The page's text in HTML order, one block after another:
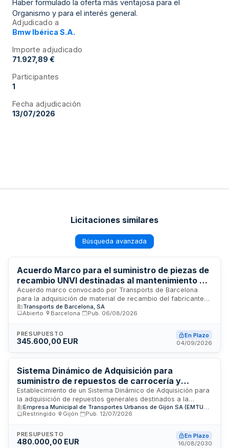
Haber formulado la oferta más ventajosa para el
Organismo y para el interés general.
Adjudicado a
Bmw Ibérica S.A.
Importe adjudicado
71.927,89 €
Participantes
1
Fecha adjudicación
13/07/2026
Licitaciones similares
Búsqueda avanzada
Acuerdo Marco para el suministro de piezas de
recambio UNVI destinadas al mantenimiento de
la flota de autobuses de Transports de
Barcelona
Acuerdo marco convocado por Transports de Barcelona
para la adquisición de material de recambio del fabricante
UNVI, destinado al mantenimiento de la flota de vehículos en
centros, departamentos y talleres. Se estructura mediante
comprometidas, con procedimientos especiales para
suministros urgentes derivados de inmovilizaciones de
correspondiente del Magatzem Central de TMB.
Transports de Barcelona, SA
Abierto
Barcelona Pub. 06/08/2026
PRESUPUESTO
345.600,00 EUR
En Plazo
04/09/2026
Sistema Dinámico de Adquisición para
suministro de repuestos de carrocería y
elementos auxiliares de autobuses urbanos de
EMTUSA Gijón
Establecimiento de un Sistema Dinámico de Adquisición para
la adquisición de repuestos generales destinados a la
carrocería y elementos auxiliares de la flota de autobuses
urbanos operada por la Empresa Municipal de Transportes
continua de piezas de recambio esenciales para el
mantenimiento y funcionamiento de los vehículos de
Empresa Municipal de Transportes Urbanos de Gijón SA (EMTUSA)
Restringido
Gijón Pub. 12/07/2026
PRESUPUESTO
480.000,00 EUR
En Plazo
16/08/2030